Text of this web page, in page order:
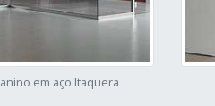
em aço Itaquera